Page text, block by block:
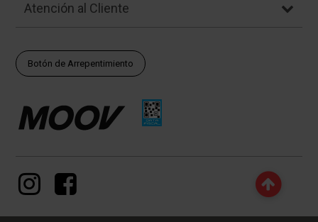
Atención al Cliente
Botón de Arrepentimiento